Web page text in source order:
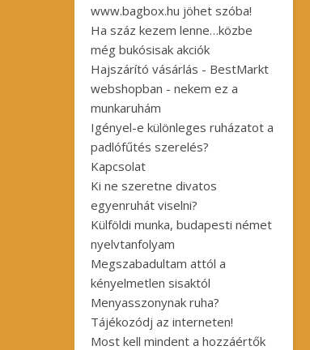
www.bagbox.hu jöhet szóba!
Ha száz kezem lenne…közbe
még bukósisak akciók
Hajszárító vásárlás - BestMarkt
webshopban - nekem ez a
munkaruhám
Igényel-e különleges ruházatot a
padlófűtés szerelés?
Kapcsolat
Ki ne szeretne divatos
egyenruhát viselni?
Külföldi munka, budapesti német
nyelvtanfolyam
Megszabadultam attól a
kényelmetlen sisaktól
Menyasszonynak ruha?
Tájékozódj az interneten!
Most kell mindent a hozzáértők